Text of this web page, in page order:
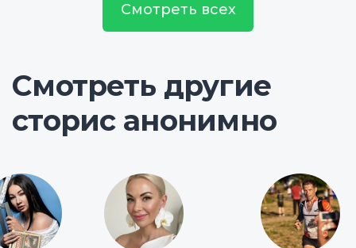
Смотреть всех
Смотреть другие
сторис анонимно